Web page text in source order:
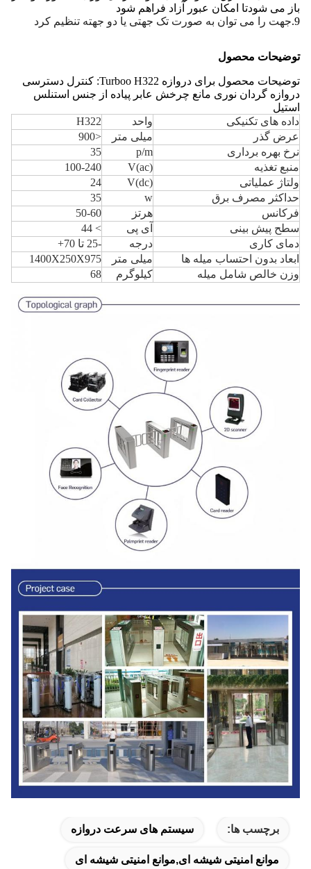
باز می شودتا امکان عبور آزاد فراهم شود
9. جهت را می توان به صورت تک جهتی یا دو جهته تنظیم کرد
توضیحات محصول
توضیحات محصول برای دروازه Turboo H322: کنترل دسترسی
دروازه گردان نوری مانع چرخش عابر پیاده از جنس استنلس
استیل
داده های تکنیکی
واحد
H322
عرض گذر
میلی متر
<900
نرخ بهره برداری
p/m
35
منبع تغذیه
V(ac)
100-240
ولتاژ عملیاتی
V(dc)
24
حداکثر مصرف برق
w
35
فرکانس
هرتز
50-60
سطح پیش بینی
آی پی
> 44
دمای کاری
درجه
-25 تا 70+
ابعاد بدون احتساب میله ها
میلی متر
1400X250X975
وزن خالص شامل میله
کیلوگرم 68
برچسب ها: سیستم های سرعت دروازه
موانع امنیتی شیشه ای,موانع امنیتی شیشه ای